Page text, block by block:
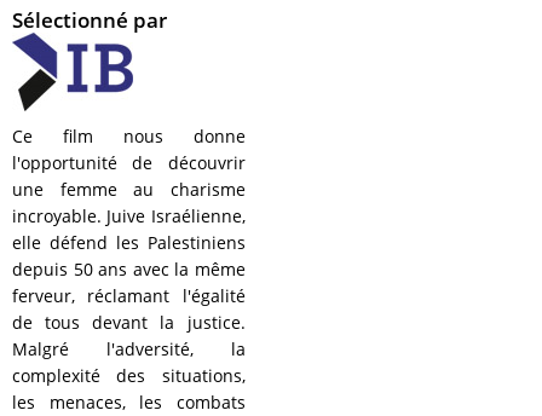
Sélectionné par
Ce film nous donne
l'opportunité de découvrir
une femme au charisme
incroyable. Juive Israélienne,
elle défend les Palestiniens
depuis 50 ans avec la même
ferveur, réclamant l'égalité
de tous devant la justice.
Malgré l'adversité, la
complexité des situations,
les menaces, les combats